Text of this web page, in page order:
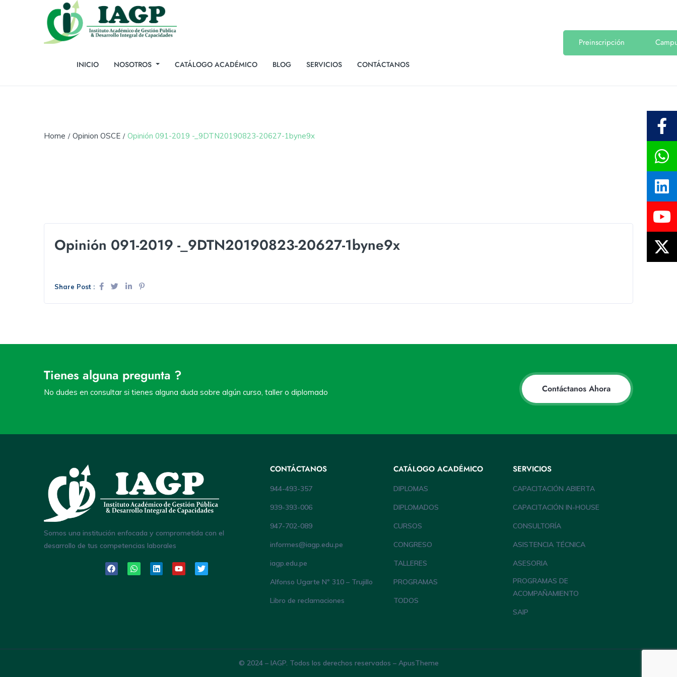
INICIO NOSOTROS CATÁLOGO ACADÉMICO BLOG SERVICIOS CONTÁCTANOS
Preinscripción
Home Opinion OSCE Opinión 091-2019 -_9DTN20190823-20627-1byne9x
Opinión 091-2019 -_9DTN20190823-20627-1byne9x
Share Post :
Tienes alguna pregunta ?
No dudes en consultar si tienes alguna duda sobre algún curso, taller o diplomado Contáctanos Ahora
Somos una institución enfocada y comprometida con el
desarrollo de tus competencias laborales
CONTÁCTANOS
944-493-357
939-393-006
947-702-089
informes@iagp.edu.pe
iagp.edu.pe
Alfonso Ugarte Nº 310 – Trujillo
Libro de reclamaciones
CATÁLOGO ACADÉMICO
DIPLOMAS
DIPLOMADOS
CURSOS
CONGRESO
TALLERES
PROGRAMAS
TODOS
SERVICIOS
CAPACITACIÓN ABIERTA
CAPACITACIÓN IN-HOUSE
CONSULTORÍA
ASISTENCIA TÉCNICA
ASESORIA
PROGRAMAS DE
ACOMPAÑAMIENTO
SAIP
© 2024 – IAGP. Todos los derechos reservados – ApusTheme